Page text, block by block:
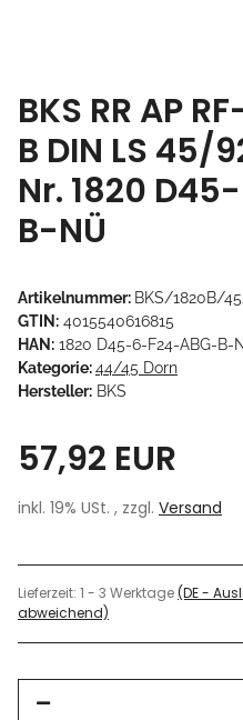
BKS RR AP
B DIN LS 45/
Nr. 1820
B-NÜ
Artikelnummer: BKS/1820B/
GTIN: 4015540616815
HAN: 1820 D45-6-F24-ABG-B-
Kategorie:44/45 Dorn
Hersteller: BKS
57,92 EUR
inkl. 19% USt. , zzgl. Versand
Lieferzeit: 1 - 3 Werktage(DE -
abweichend)